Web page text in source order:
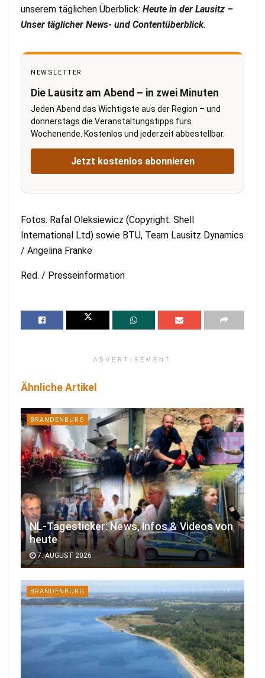
unserem täglichen Überblick: Heute in der Lausitz –
Unser täglicher News- und Contentüberblick.
NEWSLETTER
Die Lausitz am Abend – in zwei Minuten
Jeden Abend das Wichtigste aus der Region – und
donnerstags die Veranstaltungstipps fürs
Wochenende. Kostenlos und jederzeit abbestellbar.
Jetzt kostenlos abonnieren
Fotos: Rafal Oleksiewicz (Copyright: Shell
International Ltd) sowie BTU, Team Lausitz Dynamics
/ Angelina Franke
Red. / Presseinformation
ADVERTISEMENT
Ähnliche Artikel
BRANDENBURG
NL-Tagesticker: News, Infos & Videos von
heute
7. AUGUST 2026
BRANDENBURG